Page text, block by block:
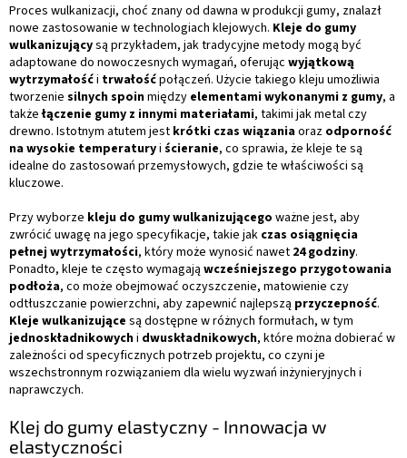
Proces wulkanizacji, choć znany od dawna w produkcji gumy, znalazł
nowe zastosowanie w technologiach klejowych. Kleje do gumy
wulkanizującysą przykładem, jak tradycyjne metody mogą być
adaptowane do nowoczesnych wymagań, oferując wyjątkową
wytrzymałośći trwałośćpołączeń. Użycie takiego kleju umożliwia
tworzenie silnych spoinmiędzy elementami wykonanymi z gumy, a
takżełączenie gumy z innymi materiałami, takimi jak metal czy
drewno. Istotnym atutem jest krótki czas wiązaniaoraz odporność
na wysokie temperaturyi ścieranie, co sprawia, że kleje te są
idealne do zastosowań przemysłowych, gdzie te właściwości są
kluczowe.
Przy wyborze kleju do gumy wulkanizującego ważne jest, aby
zwrócić uwagę na jego specyfikacje, takie jak czas osiągnięcia
pełnej wytrzymałości, który może wynosić nawet 24 godziny.
Ponadto, kleje te często wymagają wcześniejszego przygotowania
podłoża, co może obejmować oczyszczenie, matowienie czy
odtłuszczanie powierzchni, aby zapewnić najlepszą przyczepność.
Kleje wulkanizujące są dostępne w różnych formułach, w tym
jednoskładnikowychi dwuskładnikowych, które można dobierać w
zależności od specyficznych potrzeb projektu, co czyni je
wszechstronnym rozwiązaniem dla wielu wyzwań inżynieryjnych i
naprawczych.
Klej do gumy elastyczny - Innowacja w
elastyczności